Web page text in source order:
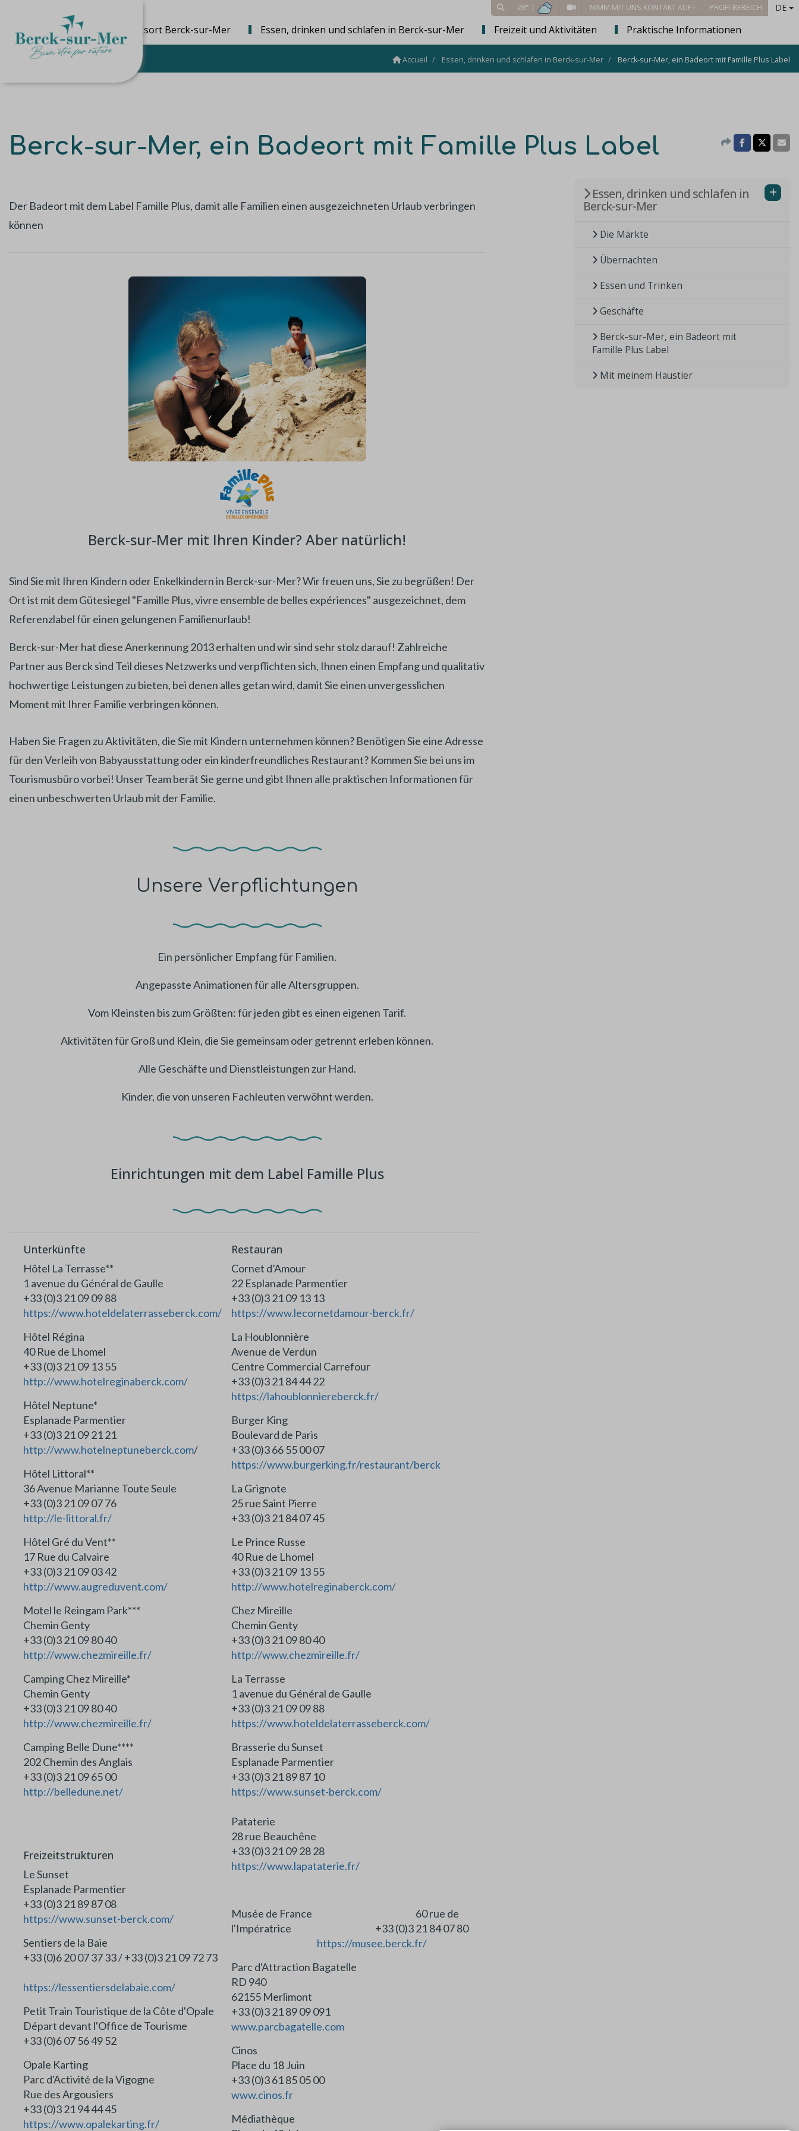
28° | NIMM MIT UNS KONTAKT AUF ! PROFI-BEREICH DE
Die Bestimmungsort Berck-sur-Mer Essen, drinken und schlafen in Berck-sur-Mer Freizeit und Aktivitäten Praktische Informationen
Accueil Essen, drinken und schlafen in Berck-sur-Mer Berck-sur-Mer, ein Badeort mit Famille Plus Label
Berck-sur-Mer, ein Badeort mit Famille Plus Label
Der Badeort mit dem Label Famille Plus, damit alle Familien einen ausgezeichneten Urlaub verbringen
können
Berck-sur-Mer mit Ihren Kinder? Aber natürlich!
Sind Sie mit Ihren Kindern oder Enkelkindern in Berck-sur-Mer? Wir freuen uns, Sie zu begrüßen! Der
Ort ist mit dem Gütesiegel "Famille Plus, vivre ensemble de belles expériences" ausgezeichnet, dem
Referenzlabel für einen gelungenen Familienurlaub!
Berck-sur-Mer hat diese Anerkennung 2013 erhalten und wir sind sehr stolz darauf! Zahlreiche
Partner aus Berck sind Teil dieses Netzwerks und verpflichten sich, Ihnen einen Empfang und qualitativ
hochwertige Leistungen zu bieten, bei denen alles getan wird, damit Sie einen unvergesslichen
Moment mit Ihrer Familie verbringen können.
Haben Sie Fragen zu Aktivitäten, die Sie mit Kindern unternehmen können? Benötigen Sie eine Adresse
für den Verleih von Babyausstattung oder ein kinderfreundliches Restaurant? Kommen Sie bei uns im
Tourismusbüro vorbei! Unser Team berät Sie gerne und gibt Ihnen alle praktischen Informationen für
einen unbeschwerten Urlaub mit der Familie.
Unsere Verpflichtungen
Ein persönlicher Empfang für Familien.
Angepasste Animationen für alle Altersgruppen.
Vom Kleinsten bis zum Größten: für jeden gibt es einen eigenen Tarif.
Aktivitäten für Groß und Klein, die Sie gemeinsam oder getrennt erleben können.
Alle Geschäfte und Dienstleistungen zur Hand.
Kinder, die von unseren Fachleuten verwöhnt werden.
Einrichtungen mit dem Label Famille Plus
Unterkünfte
Hôtel La Terrasse**
1 avenue du Général de Gaulle
+33 (0)3 21 09 09 88
https://www.hoteldelaterrasseberck.com/
Hôtel Régina
40 Rue de Lhomel
+33 (0)3 21 09 13 55
http://www.hotelreginaberck.com/
Hôtel Neptune*
Esplanade Parmentier
+33 (0)3 21 09 21 21
http://www.hotelneptuneberck.com/
Hôtel Littoral**
36 Avenue Marianne Toute Seule
+33 (0)3 21 09 07 76
http://le-littoral.fr/
Hôtel Gré du Vent**
17 Rue du Calvaire
+33 (0)3 21 09 03 42
http://www.augreduvent.com/
Motel le Reingam Park***
Chemin Genty
+33 (0)3 21 09 80 40
http://www.chezmireille.fr/
Camping Chez Mireille*
Chemin Genty
+33 (0)3 21 09 80 40
http://www.chezmireille.fr/
Camping Belle Dune****
202 Chemin des Anglais
+33 (0)3 21 09 65 00
http://belledune.net/
Freizeitstrukturen
Le Sunset
Esplanade Parmentier
+33 (0)3 21 89 87 08
https://www.sunset-berck.com/
Sentiers de la Baie
+33 (0)6 20 07 37 33 / +33 (0)3 21 09 72 73
https://lessentiersdelabaie.com/
Petit Train Touristique de la Côte d'Opale
Départ devant l'Office de Tourisme
+33 (0)6 07 56 49 52
Opale Karting
Parc d'Activité de la Vigogne
Rue des Argousiers
+33 (0)3 21 94 44 45
https://www.opalekarting.fr/
Restauran
Cornet d’Amour
22 Esplanade Parmentier
+33 (0)3 21 09 13 13
https://www.lecornetdamour-berck.fr/
La Houblonnière
Avenue de Verdun
Centre Commercial Carrefour
+33 (0)3 21 84 44 22
https://lahoublonniereberck.fr/
Burger King
Boulevard de Paris
+33 (0)3 66 55 00 07
https://www.burgerking.fr/restaurant/berck
La Grignote
25 rue Saint Pierre
+33 (0)3 21 84 07 45
Le Prince Russe
40 Rue de Lhomel
+33 (0)3 21 09 13 55
http://www.hotelreginaberck.com/
Chez Mireille
Chemin Genty
+33 (0)3 21 09 80 40
http://www.chezmireille.fr/
La Terrasse
1 avenue du Général de Gaulle
+33 (0)3 21 09 09 88
https://www.hoteldelaterrasseberck.com/
Brasserie du Sunset
Esplanade Parmentier
+33 (0)3 21 89 87 10
https://www.sunset-berck.com/
Pataterie
28 rue Beauchêne
+33 (0)3 21 09 28 28
https://www.lapataterie.fr/
Musée de France 60 rue de
l'Impératrice +33 (0)3 21 84 07 80
https://musee.berck.fr/
Parc d'Attraction Bagatelle
RD 940
62155 Merlimont
+33 (0)3 21 89 09 091
www.parcbagatelle.com
Cinos
Place du 18 Juin
+33 (0)3 61 85 05 00
www.cinos.fr
Médiathèque
Essen, drinken und schlafen in
Berck-sur-Mer
Die Märkte
Übernachten
Essen und Trinken
Geschäfte
Berck-sur-Mer, ein Badeort mit
Famille Plus Label
Mit meinem Haustier